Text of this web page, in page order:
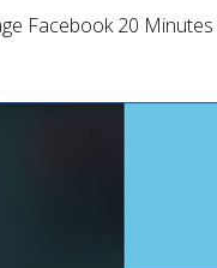
Facebook 20 Minutes